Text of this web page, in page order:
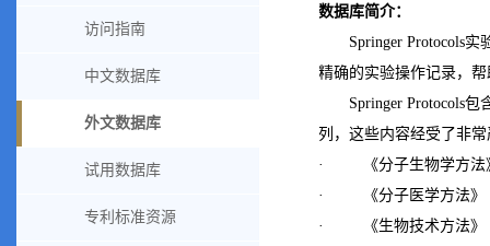
数据库简介：
Springer Protocols
精确的实验操作记录，
Springer Protocols包
列，这些内容经受了非
· 《分子生物学方法
· 《分子医学方法》
· 《生物技术方法》
访问指南
中文数据库
外文数据库
试用数据库
专利标准资源